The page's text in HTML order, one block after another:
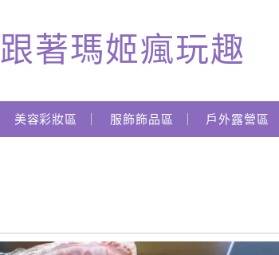
跟著瑪姬瘋玩趣
美容彩妝區 服飾飾品區 戶外露營區